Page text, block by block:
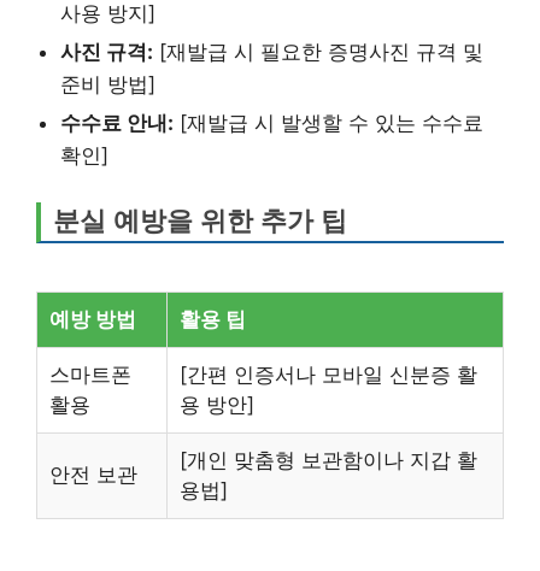
사용 방지]
사진 규격: [재발급 시 필요한 증명사진 규격 및
준비 방법]
수수료 안내: [재발급 시 발생할 수 있는 수수료
확인]
분실 예방을 위한 추가 팁
예방 방법 활용 팁
스마트폰
활용
[간편 인증서나 모바일 신분증 활
용 방안]
안전 보관
[개인 맞춤형 보관함이나 지갑 활
용법]